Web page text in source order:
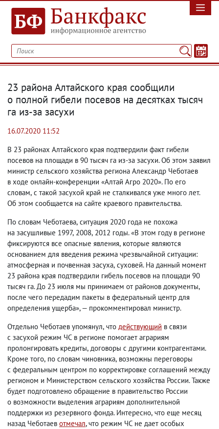
23 района Алтайского края сообщили
о полной гибели посевов на десятках тысяч
га из-за засухи
16.07.2020 11:52
В 23 районах Алтайского края подтвердили факт гибели
посевов на площади в 90 тысяч га из-за засухи. Об этом заявил
министр сельского хозяйства региона Александр Чеботаев
в ходе онлайн-конференции «Алтай Агро 2020». По его
словам, с такой засухой край не сталкивался уже много лет.
Об этом сообщается на сайте краевого правительства.
По словам Чеботаева, ситуация 2020 года не похожа
на засушливые 1997, 2008, 2012 годы. «В этом году в регионе
фиксируются все опасные явления, которые являются
основанием для введения режима чрезвычайной ситуации:
атмосферная и почвенная засуха, суховей. На данный момент
23 района края подтвердили гибель посевов на площади 90
тысяч га. До 23 июля мы принимаем от районов документы,
после чего передадим пакеты в федеральный центр для
определения ущерба», — прокомментировал министр.
Отдельно Чеботаев упомянул, что действующий в связи
с засухой режим ЧС в регионе помогает аграриям
пролонгировать кредиты, договоры с другими контрагентами.
Кроме того, по словам чиновника, возможны переговоры
с федеральным центром по корректировке соглашений между
регионом и Министерством сельского хозяйства России. Также
будет подготовлено обращение в правительство России
о возможности выделения аграриям дополнительной
поддержки из резервного фонда. Интересно, что еще месяц
назад Чеботаев отмечал, что режим ЧС не дает особых